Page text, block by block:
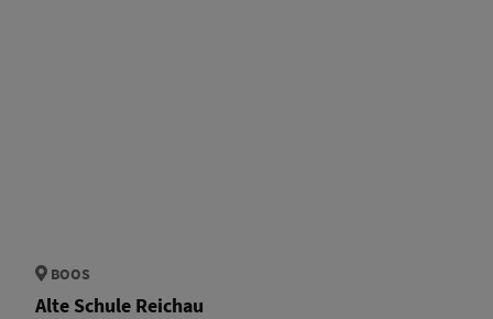
BOOS
Alte Schule Reichau